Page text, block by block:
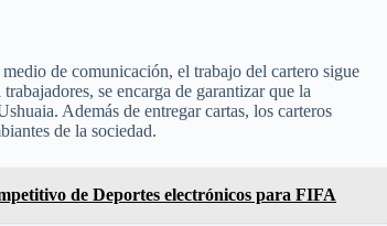
de comunicación, el trabajo del cartero sigue
se encarga de garantizar que la
Además de entregar cartas, los carteros
de la sociedad.
de Deportes electrónicos para FIFA